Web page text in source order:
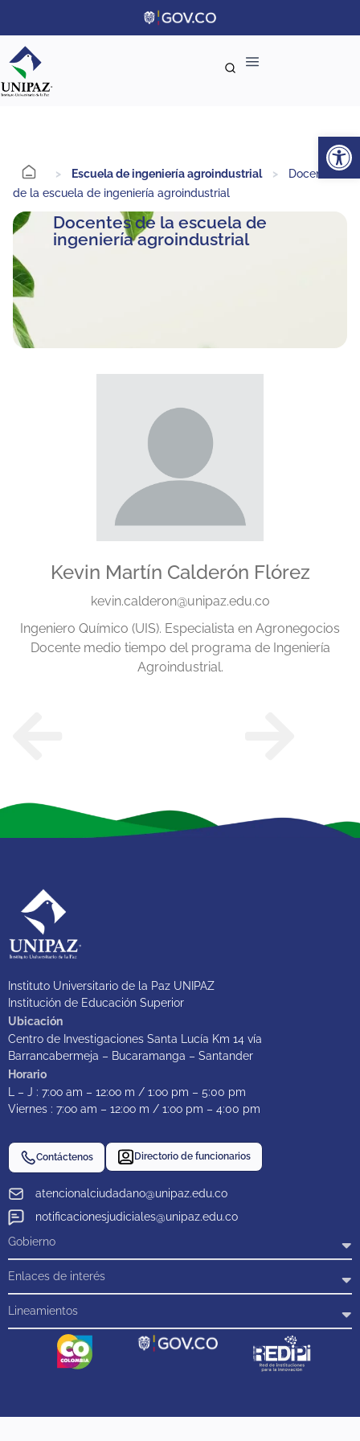
> Escuela de ingeniería agroindustrial >
Docentes
de la escuela de ingeniería agroindustrial
Docentes de la escuela de
ingeniería agroindustrial
Kevin Martín Calderón Flórez
kevin.calderon@unipaz.edu.co
Ingeniero Químico (UIS). Especialista en Agronegocios
Docente medio tiempo del programa de Ingeniería
Agroindustrial.
Instituto Universitario de la Paz UNIPAZ
Institución de Educación Superior
Ubicación
Centro de Investigaciones Santa Lucía Km 14 vía
Barrancabermeja – Bucaramanga – Santander
Horario
L – J : 7:oo am – 12:oo m / 1:oo pm – 5:00 pm
Viernes : 7:oo am – 12:oo m / 1:oo pm – 4:00 pm
atencionalciudadano@unipaz.edu.co
notificacionesjudiciales@unipaz.edu.co
Contáctenos Directorio de funcionarios
Gobierno
Enlaces de interés
Lineamientos